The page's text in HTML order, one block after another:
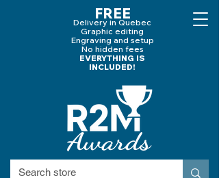
FREE
Delivery in Quebec
Graphic editing
Engraving and setup
No hidden fees
EVERYTHING IS
INCLUDED!